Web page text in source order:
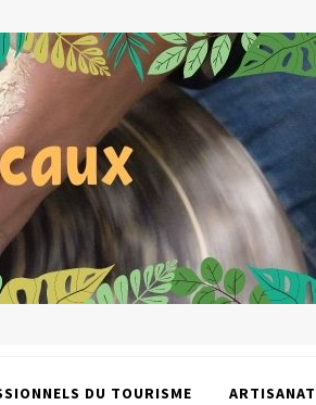
DU TOURISME ARTISANAT